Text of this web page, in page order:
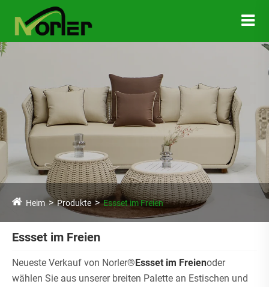
Heim Produkte Essset im Freien
Essset im Freien
Neueste Verkauf von Norler®Essset im Freienoder
wählen Sie aus unserer breiten Palette an Estischen und